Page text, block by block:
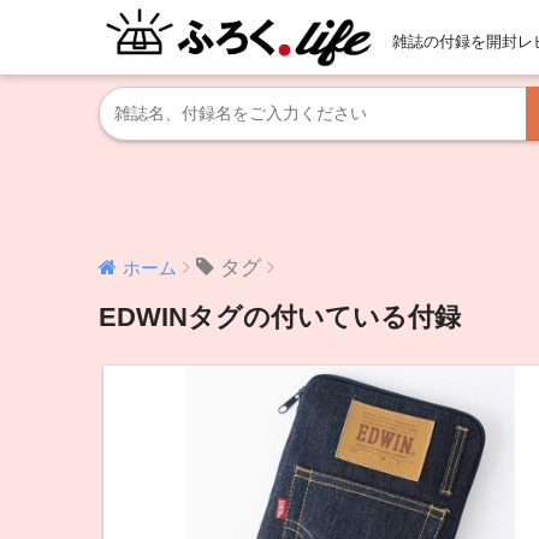
雑誌の付録を開封レ
ホーム タグ
EDWINタグの付いている付録